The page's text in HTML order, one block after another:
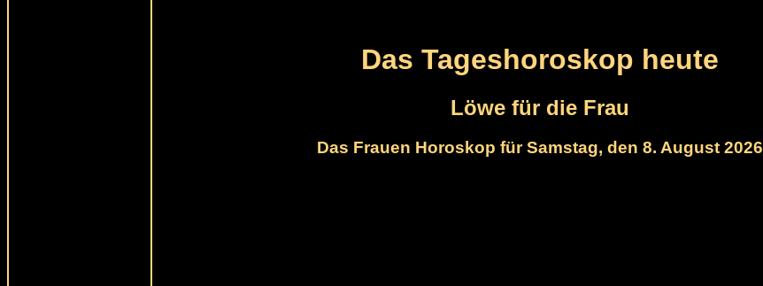
Das Tageshoroskop heute
Löwe für die Frau
Das Frauen Horoskop für Samstag, den 8. August 2026